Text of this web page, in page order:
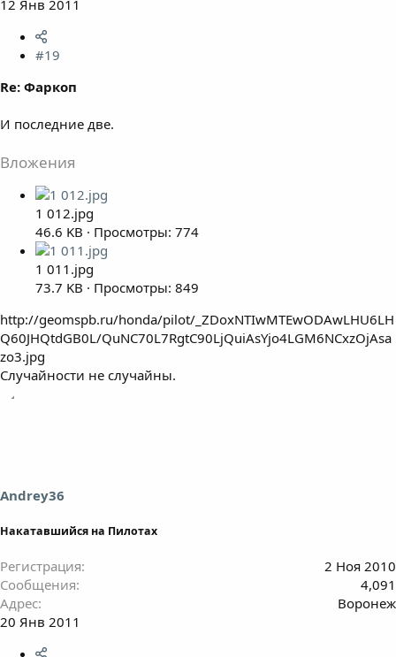
12 Янв 2011
#19
Re: Фаркоп
И последние две.
Вложения
1 012.jpg
46.6 KB · Просмотры: 774
1 011.jpg
73.7 KB · Просмотры: 849
http://geomspb.ru/honda/pilot/_ZDoxNTIwMTEwODAwLHU6LH
Q60JHQtdGB0L/QuNC70L7RgtC90LjQuiAsYjo4LGM6NCxzOjAsa
zo3.jpg
Случайности не случайны.
Andrey36
Накатавшийся на Пилотах
Регистрация
2 Ноя 2010
Сообщения
4,091
Адрес
Воронеж
20 Янв 2011